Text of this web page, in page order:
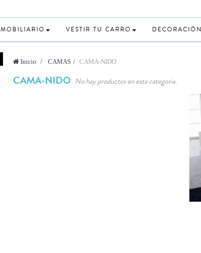
MOBILIARIO VESTIR TU CARRO DECORACIÓN
Inicio > CAMAS > CAMA-NIDO
CAMA-NIDO No hay productos en esta categoria.